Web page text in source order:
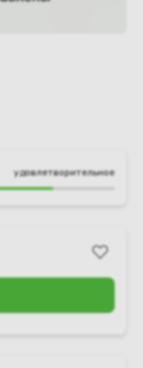
удовлетворительное